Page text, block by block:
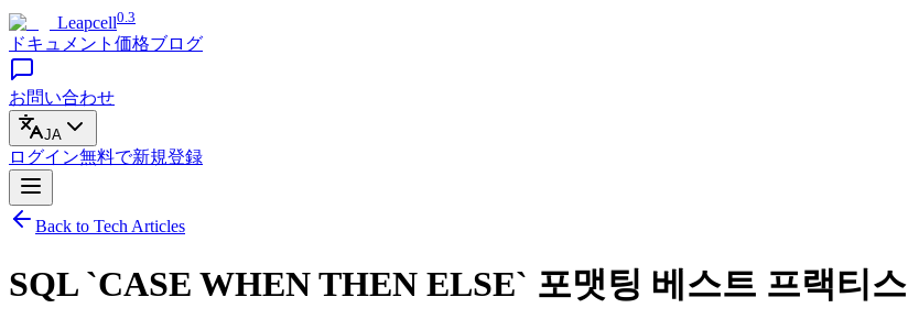
Leapcell0.3
ドキュメント 価格ブログ
お問い合わせ
JA
ログイン無料で新規登録
Back to Tech Articles
SQL `CASE WHEN THEN ELSE` 포맷팅 베스트 프랙티스